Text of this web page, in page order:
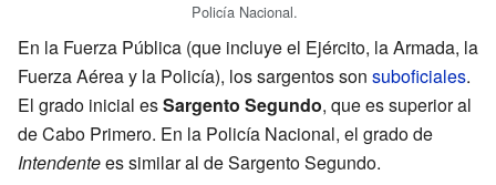
Policía Nacional.
En la Fuerza Pública (que incluye el Ejército, la Armada, la
Fuerza Aérea y la Policía), los sargentos son suboficiales.
El grado inicial esSargento Segundo, que es superior al
de Cabo Primero. En la Policía Nacional, el grado de
Intendentees similar al de Sargento Segundo.